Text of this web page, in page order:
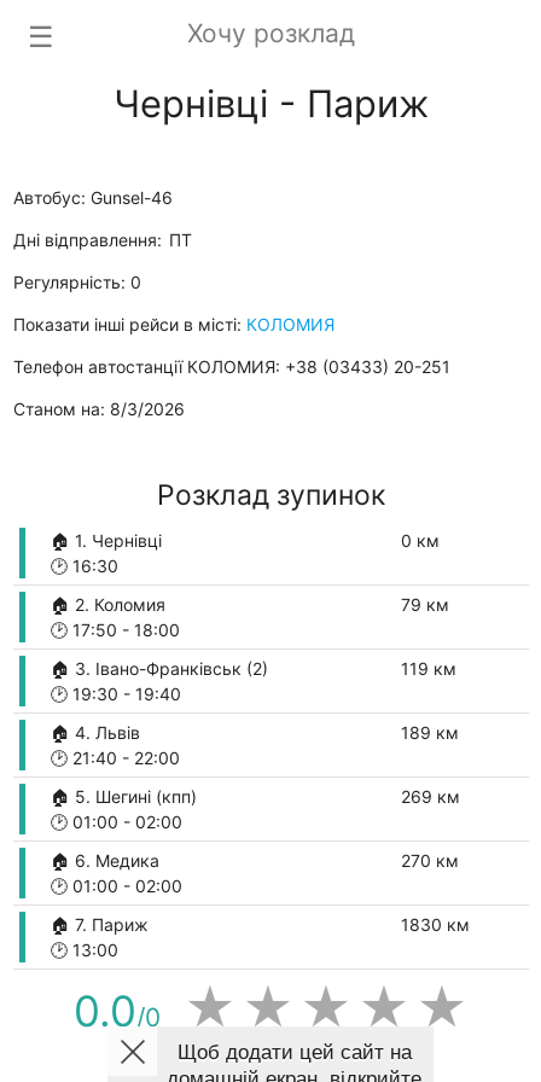
Хочу розклад
☰
Чернівці - Париж
Автобус: Gunsel-46
Дні відправлення: ПТ
Регулярність: 0
Показати інші рейси в місті: КОЛОМИЯ
Телефон автостанції КОЛОМИЯ: +38 (03433) 20-251
Станом на: 8/3/2026
Розклад зупинок
🏠 1. Чернівці
🕑16:30
0 км
🏠 2. Коломия
🕑17:50 - 18:00
79 км
🏠 3. Івано-Франківськ (2)
🕑19:30 - 19:40
119 км
🏠 4. Львів
🕑21:40 - 22:00
189 км
🏠 5. Шегині (кпп)
🕑01:00 - 02:00
269 км
🏠 6. Медика
🕑01:00 - 02:00
270 км
🏠 7. Париж
🕑13:00
1830 км
0.0/0 ★ ★ ★ ★ ★
Щоб додати цей сайт на